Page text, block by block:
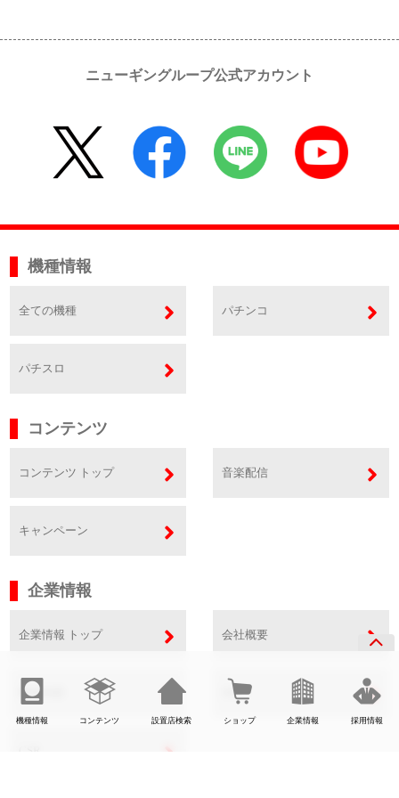
機種情報 コンテンツ 設置店検索 ショップ 企業情報 採用情報
ニューギングループ公式アカウント
機種情報
全ての機種 パチンコ
パチスロ
コンテンツ
コンテンツ トップ 音楽配信
キャンペーン
企業情報
企業情報 トップ 会社概要
事業内容 SDGs